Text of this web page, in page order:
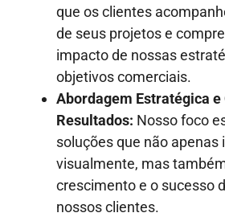
que os clientes
de seus projetos e
impacto de nossas
objetivos comerciais.
Abordagem Estratégica e
Resultados: Nosso foco
soluções que não apenas
visualmente, mas
crescimento e o sucesso
nossos clientes.